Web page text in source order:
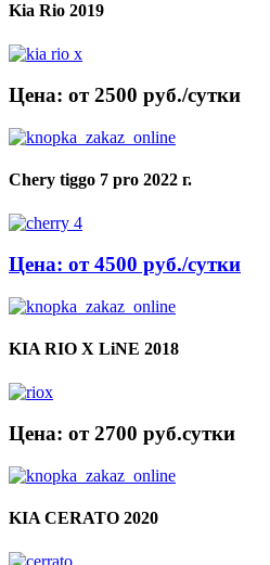
Kia Rio 2019
Цена: от 2500 руб./сутки
Chery tiggo 7 pro 2022 г.
Цена: от 4500 руб./сутки
KIA RIO X LiNE 2018
Цена: от 2700 руб.cутки
KIA CERATO 2020